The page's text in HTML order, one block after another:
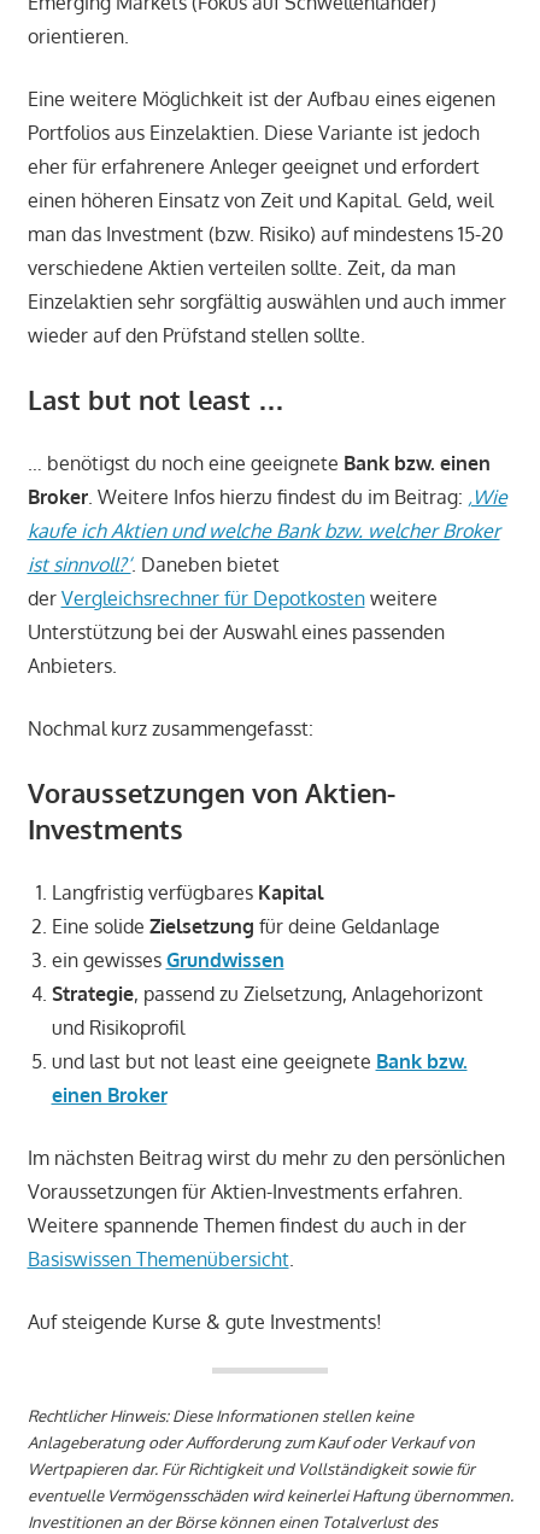
orientieren.
Eine weitere Möglichkeit ist der Aufbau eines eigenen
Portfolios aus Einzelaktien. Diese Variante ist jedoch
eher für erfahrenere Anleger geeignet und erfordert
einen höheren Einsatz von Zeit und Kapital. Geld, weil
man das Investment (bzw. Risiko) auf mindestens 15-20
verschiedene Aktien verteilen sollte. Zeit, da man
Einzelaktien sehr sorgfältig auswählen und auch immer
wieder auf den Prüfstand stellen sollte.
Last but not least …
… benötigst du noch eine geeignete Bank bzw. einen
Broker. Weitere Infos hierzu findest du im Beitrag: ‚Wie
kaufe ich Aktien und welche Bank bzw. welcher Broker
ist sinnvoll?‘. Daneben bietet
der Vergleichsrechner für Depotkostenweitere
Unterstützung bei der Auswahl eines passenden
Anbieters.
Nochmal kurz zusammengefasst:
Voraussetzungen von Aktien-
Investments
Langfristig verfügbares Kapital
Eine solide Zielsetzung für deine Geldanlage
ein gewisses Grundwissen
Strategie, passend zu Zielsetzung, Anlagehorizont
und Risikoprofil
und last but not least eine geeignete Bank bzw.
einen Broker
Im nächsten Beitrag wirst du mehr zu den persönlichen
Voraussetzungen für Aktien-Investments erfahren.
Weitere spannende Themen findest du auch in der
Basiswissen Themenübersicht.
Auf steigende Kurse & gute Investments!
Rechtlicher Hinweis: Diese Informationen stellen keine
Anlageberatung oder Aufforderung zum Kauf oder Verkauf von
Wertpapieren dar. Für Richtigkeit und Vollständigkeit sowie für
eventuelle Vermögensschäden wird keinerlei Haftung übernommen.
Investitionen an der Börse können einen Totalverlust des